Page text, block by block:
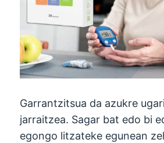
Garrantzitsua da azukre
jarraitzea. Sagar bat edo bi
egongo litzateke egunean